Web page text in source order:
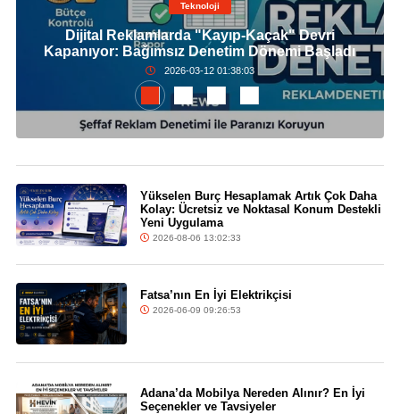
Teknoloji
Dijital Reklamlarda "Kayıp-Kaçak" Devri
Kapanıyor: Bağımsız Denetim Dönemi Başladı
2026-03-12 01:38:03
Yükselen Burç Hesaplamak Artık Çok Daha
Kolay: Ücretsiz ve Noktasal Konum Destekli
Yeni Uygulama
2026-08-06 13:02:33
Fatsa’nın En İyi Elektrikçisi
2026-06-09 09:26:53
Adana’da Mobilya Nereden Alınır? En İyi
Seçenekler ve Tavsiyeler